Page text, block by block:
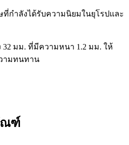
ที่กำลังได้รับความนิยมในยุโรปและ
มม. ที่มีความหนา 1.2 มม. ให้
ามทนทาน
ณฑ์